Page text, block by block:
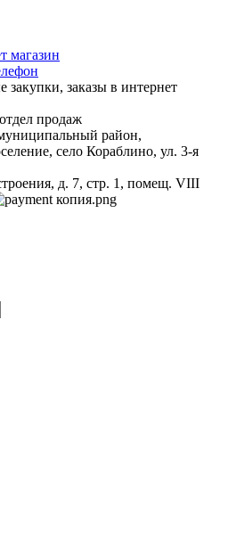
магазин
закупки, заказы в интернет
продаж
район,
село Кораблино, ул. 3-я
д. 7, стр. 1, помещ. VIII